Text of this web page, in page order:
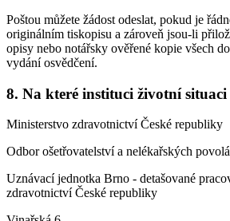
Poštou můžete žádost odeslat, pokud je
originálním tiskopisu a zároveň jsou-li
opisy nebo notářsky ověřené kopie všech
vydání osvědčení.
8. Na které instituci životní situaci
Ministerstvo zdravotnictví České republiky
Odbor ošetřovatelství a nelékařských
Uznávací jednotka Brno - detašované
zdravotnictví České republiky